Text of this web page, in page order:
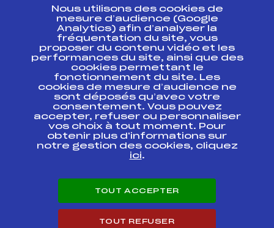
ESPACE PRESSE
Ressources
Pass’Neige
Projet sportif fédéral
Projet de performance fédéral
Antidopage
Pôle Développement, Formation, Suivi
Scientifique
Listes ministérielles
Pôle vie de l’athlète
Carrières
Nous utilisons des cookies de
mesure d’audience (Google
Analytics) afin d’analyser la
fréquentation du site, vous
proposer du contenu vidéo et les
performances du site, ainsi que des
cookies permettant le
fonctionnement du site. Les
cookies de mesure d’audience ne
sont déposés qu’avec votre
consentement. Vous pouvez
accepter, refuser ou personnaliser
vos choix à tout moment. Pour
obtenir plus d'informations sur
notre gestion des cookies, cliquez
ici.
TOUT ACCEPTER
TOUT REFUSER